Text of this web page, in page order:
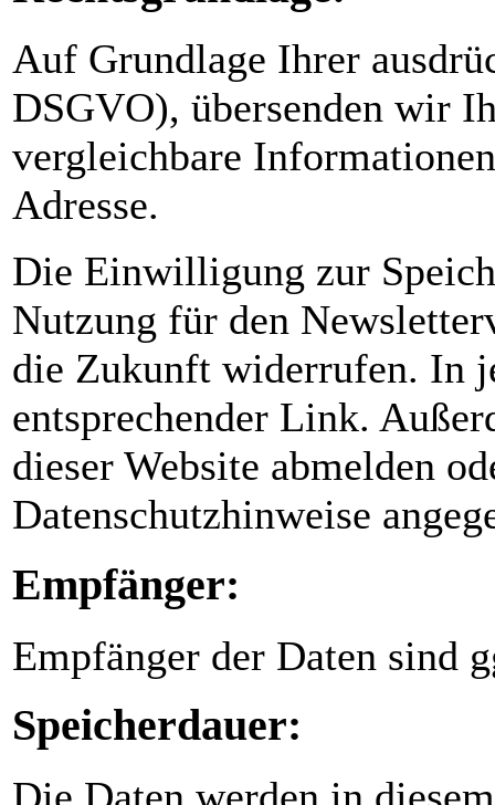
Auf Grundlage Ihrer
DSGVO), übersenden wir
vergleichbare
Adresse.
Die Einwilligung zur
Nutzung für den
die Zukunft widerrufen. In
entsprechender Link.
dieser Website abmelden
Datenschutzhinweise
Empfänger:
Empfänger der Daten sind
Speicherdauer: